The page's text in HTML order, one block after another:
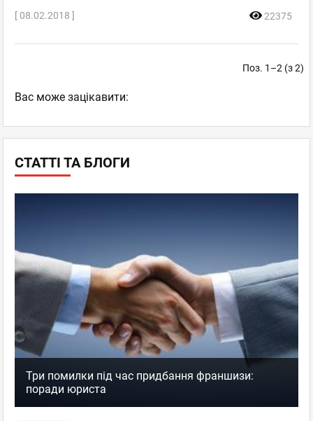
СТАТТІ ТА БЛОГИ
Три помилки під час придбання франшизи:
поради юриста
[ 08.02.2018 ] 22375
Поз. 1–2 (з 2)
Вас може зацікавити: